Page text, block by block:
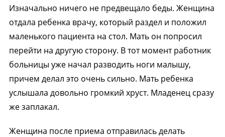
Изначально ничего не предвещало беды. Женщина
отдала ребенка врачу, который раздел и положил
маленького пациента на стол. Мать он попросил
перейти на другую сторону. В тот момент работник
больницы уже начал разводить ноги малышу,
причем делал это очень сильно. Мать ребенка
услышала довольно громкий хруст. Младенец сразу
же заплакал.
Женщина после приема отправилась делать